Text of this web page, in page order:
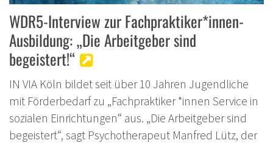
WDR5-Interview zur Fachpraktiker*innen-
Ausbildung: „Die Arbeitgeber sind
begeistert!“
IN VIA Köln bildet seit über 10 Jahren Jugendliche
mit Förderbedarf zu „Fachpraktiker *innen Service in
sozialen Einrichtungen“ aus. „Die Arbeitgeber sind
begeistert“, sagt Psychotherapeut Manfred Lütz, der